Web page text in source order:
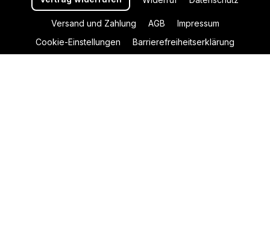
Versand und Zahlung AGB
Impressum
Cookie-Einstellungen
Barrierefreiheitserklärung